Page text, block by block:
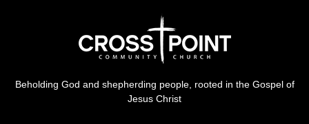
Beholding God and shepherding people, rooted in the Gospel of
Jesus Christ